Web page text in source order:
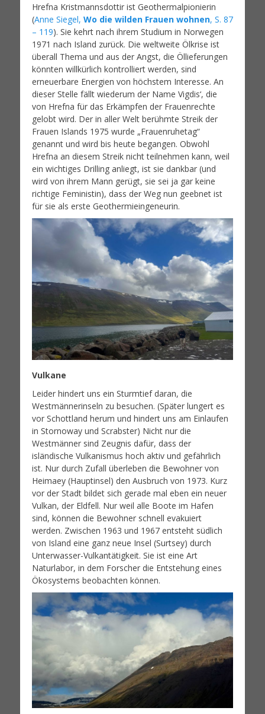
Hrefna Kristmannsdottir ist Geothermalpionierin
(Anne Siegel, Wo die wilden Frauen wohnen, S. 87
– 119). Sie kehrt nach ihrem Studium in Norwegen
1971 nach Island zurück. Die weltweite Ölkrise ist
überall Thema und aus der Angst, die Öllieferungen
könnten willkürlich kontrolliert werden, sind
erneuerbare Energien von höchstem Interesse. An
dieser Stelle fällt wiederum der Name Vigdis‘, die
von Hrefna für das Erkämpfen der Frauenrechte
gelobt wird. Der in aller Welt berühmte Streik der
Frauen Islands 1975 wurde „Frauenruhetag“
genannt und wird bis heute begangen. Obwohl
Hrefna an diesem Streik nicht teilnehmen kann, weil
ein wichtiges Drilling anliegt, ist sie dankbar (und
wird von ihrem Mann gerügt, sie sei ja gar keine
richtige Feministin), dass der Weg nun geebnet ist
für sie als erste Geothermieingeneurin.
Vulkane
Leider hindert uns ein Sturmtief daran, die
Westmännerinseln zu besuchen. (Später lungert es
vor Schottland herum und hindert uns am Einlaufen
in Stornoway und Scrabster) Nicht nur die
Westmänner sind Zeugnis dafür, dass der
isländische Vulkanismus hoch aktiv und gefährlich
ist. Nur durch Zufall überleben die Bewohner von
Heimaey (Hauptinsel) den Ausbruch von 1973. Kurz
vor der Stadt bildet sich gerade mal eben ein neuer
Vulkan, der Eldfell. Nur weil alle Boote im Hafen
sind, können die Bewohner schnell evakuiert
werden. Zwischen 1963 und 1967 entsteht südlich
von Island eine ganz neue Insel (Surtsey) durch
Unterwasser-Vulkantätigkeit. Sie ist eine Art
Naturlabor, in dem Forscher die Entstehung eines
Ökosystems beobachten können.